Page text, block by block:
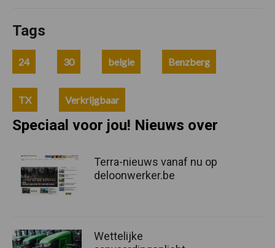
Tags
24 30 belgie Benzberg
TX Verkrijgbaar
Speciaal voor jou! Nieuws over
Terra-nieuws vanaf nu op
deloonwerker.be
Wettelijke